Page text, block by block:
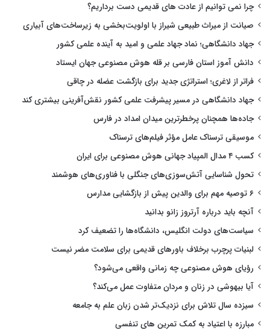
چرا نمی توانیم از عادت های قدیمی دست برداریم؟
صیانت از میراث طبیعی شیراز با اولویت‌بخشی به زیرساخت‌های آبیاری
جهاد دانشگاهی؛ نماد جهاد علمی و امید به آینده علمی کشور
دانش آموز استان فارسی بر قله هوش مصنوعی جهان ایستاد
فراتر از لاغری؛ استراتژی جدید برای بازگشت عضله در چاقی
جهاد دانشگاهی در مسیر پیشرفت علمی کشور نقش‌آفرینی بیشتری کند
جاده‌ها همچنان پرخطرترین میدان امداد در فارس
موسیقی ترسناک عامل مؤثر فیلم‌های ترسناک
کسب ۴ مدال المپیاد جهانی هوش مصنوعی برای ایران
تحول شناسایی آتش‌سوزی‌های جنگلی با فناوری‌های هوشمند
۶ توصیه مهم برای والدین پیش از بازگشایی مدارس
آنچه باید درباره آرتروز زانو بدانید
سیاست‌های دولت انگلیس، دانشگاه‌ها را تضعیف کرد
لبنیات پرچرب برخلاف باورهای قدیمی برای سلامت مضر نیست
رؤیای هوش مصنوعی چه زمانی واقعی می‌شود؟
آیا بیهوشی در زنان و مردان متفاوت عمل می‌کند؟
سیزده سال تلاش برای نزدیک‌تر شدن زبان علم به جامعه
مبارزه با اعتیاد به کمک تمرین های تنفسی